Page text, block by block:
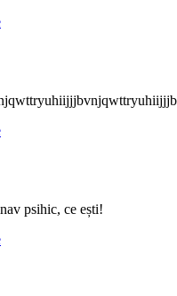
psihic, ce ești!